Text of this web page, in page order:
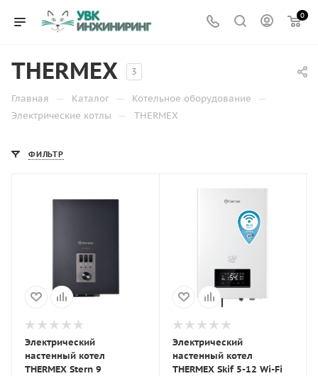
0
THERMEX 3
Главная — Каталог — Котельное оборудование —
Электрические котлы — THERMEX
ФИЛЬТР
Электрический
настенный котел
THERMEX Stern 9
Электрический
настенный котел
THERMEX Skif 5-12 Wi-Fi